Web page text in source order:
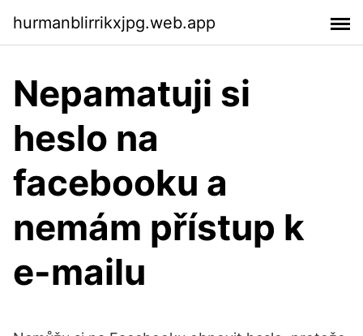
hurmanblirrikxjpg.web.app
Nepamatuji si
heslo na
facebooku a
nemám přístup k
e-mailu